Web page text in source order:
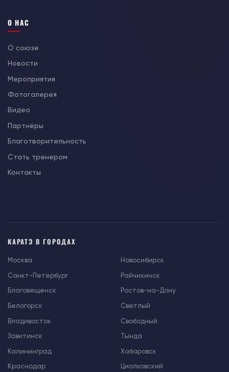
О НАС
О союзе
Новости
Мероприятия
Фотогалерея
Видео
Партнёры
Благотворительность
Стать тренером
Контакты
КАРАТЭ В ГОРОДАХ
Москва
Санкт-Петербург
Благовещенск
Белогорск
Владивосток
Завитинск
Калининград
Краснодар
Новосибирск
Райчихинск
Ростов-на-Дону
Светлый
Свободный
Тында
Хабаровск
Циолковский